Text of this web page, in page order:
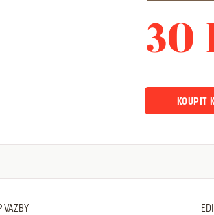
30
KOUPIT
VAZBY